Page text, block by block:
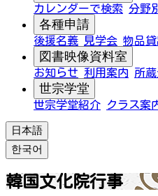
カレンダーで検索 分野
各種申請
後援名義 見学会 物品貸
図書映像資料室
お知らせ 利用案内 所
世宗学堂
世宗学堂紹介 クラス案
日本語
한국어
韓国文化院行事